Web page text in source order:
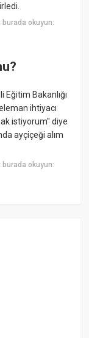
burada okuyun:
Bakanlığı
ihtiyacı
istiyorum'' diye
ayçiçeği alım
burada okuyun: